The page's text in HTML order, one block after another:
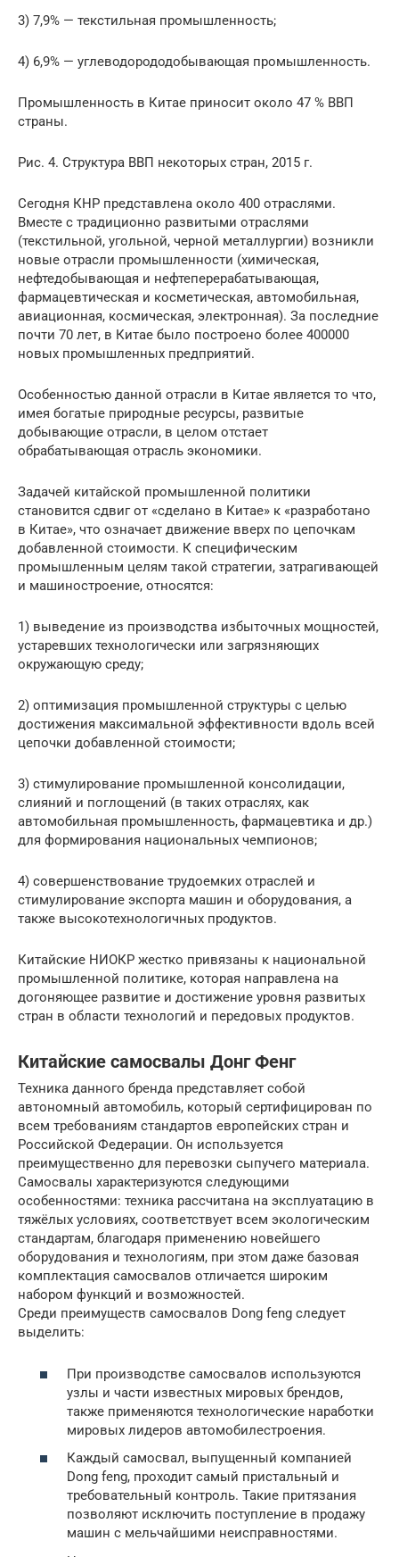
3) 7,9% — текстильная промышленность;
4) 6,9% — углеводорододобывающая промышленность.
Промышленность в Китае приносит около 47 % ВВП
страны.
Рис. 4. Структура ВВП некоторых стран, 2015 г.
Сегодня КНР представлена около 400 отраслями.
Вместе с традиционно развитыми отраслями
(текстильной, угольной, черной металлургии) возникли
новые отрасли промышленности (химическая,
нефтедобывающая и нефтеперерабатывающая,
фармацевтическая и косметическая, автомобильная,
авиационная, космическая, электронная). За последние
почти 70 лет, в Китае было построено более 400000
новых промышленных предприятий.
Особенностью данной отрасли в Китае является то что,
имея богатые природные ресурсы, развитые
добывающие отрасли, в целом отстает
обрабатывающая отрасль экономики.
Задачей китайской промышленной политики
становится сдвиг от «сделано в Китае» к «разработано
в Китае», что означает движение вверх по цепочкам
добавленной стоимости. К специфическим
промышленным целям такой стратегии, затрагивающей
и машиностроение, относятся:
1) выведение из производства избыточных мощностей,
устаревших технологически или загрязняющих
окружающую среду;
2) оптимизация промышленной структуры с целью
достижения максимальной эффективности вдоль всей
цепочки добавленной стоимости;
3) стимулирование промышленной консолидации,
слияний и поглощений (в таких отраслях, как
автомобильная промышленность, фармацевтика и др.)
для формирования национальных чемпионов;
4) совершенствование трудоемких отраслей и
стимулирование экспорта машин и оборудования, а
также высокотехнологичных продуктов.
Китайские НИОКР жестко привязаны к национальной
промышленной политике, которая направлена на
догоняющее развитие и достижение уровня развитых
стран в области технологий и передовых продуктов.
Китайские самосвалы Донг Фенг
Техника данного бренда представляет собой
автономный автомобиль, который сертифицирован по
всем требованиям стандартов европейских стран и
Российской Федерации. Он используется
преимущественно для перевозки сыпучего материала.
Самосвалы характеризуются следующими
особенностями: техника рассчитана на эксплуатацию в
тяжёлых условиях, соответствует всем экологическим
стандартам, благодаря применению новейшего
оборудования и технологиям, при этом даже базовая
комплектация самосвалов отличается широким
набором функций и возможностей.
Среди преимуществ самосвалов Dong feng следует
выделить:
При производстве самосвалов используются
узлы и части известных мировых брендов,
также применяются технологические наработки
мировых лидеров автомобилестроения.
Каждый самосвал, выпущенный компанией
Dong feng, проходит самый пристальный и
требовательный контроль. Такие притязания
позволяют исключить поступление в продажу
машин с мельчайшими неисправностями.